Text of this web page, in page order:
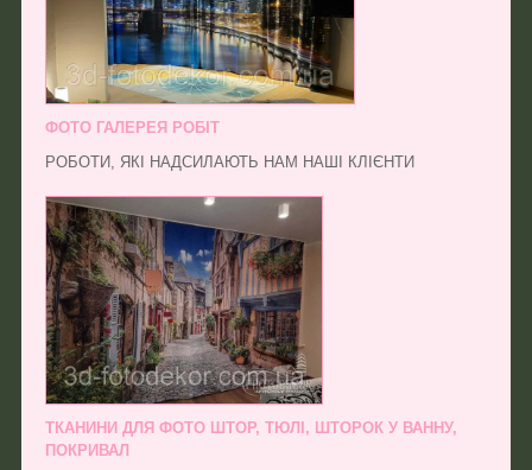
ФОТО ГАЛЕРЕЯ РОБІТ
РОБОТИ, ЯКІ НАДСИЛАЮТЬ НАМ НАШІ КЛІЄНТИ
ТКАНИНИ ДЛЯ ФОТО ШТОР, ТЮЛІ, ШТОРОК У ВАННУ,
ПОКРИВАЛ